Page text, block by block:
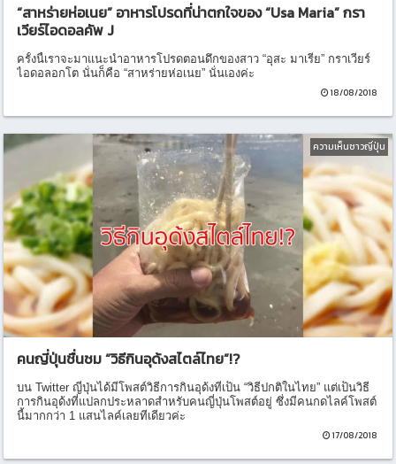
“สาหร่ายห่อเนย” อาหารโปรดที่น่าตกใจของ “Usa Maria” กรา
เวียร์ไอดอลคัพ J
ครั้งนี้เราจะมาแนะนำอาหารโปรดตอนดึกของสาว “อุสะ มาเรีย” กราเวียร์
ไอดอลอกโต นั่นก็คือ “สาหร่ายห่อเนย” นั่นเองค่ะ
18/08/2018
ความเห็นชาวญี่ปุ่น
คนญี่ปุ่นชื่นชม “วิธีกินอุด้งสไตล์ไทย”!?
บน Twitter ญี่ปุ่นได้มีโพสต์วิธีการกินอุด้งที่เป็น “วิธีปกติในไทย” แต่เป็นวิธี
การกินอุด้งที่แปลกประหลาดสำหรับคนญี่ปุ่นโพสต์อยู่ ซึ่งมีคนกดไลค์โพสต์
นี้มากกว่า 1 แสนไลค์เลยทีเดียวค่ะ
17/08/2018